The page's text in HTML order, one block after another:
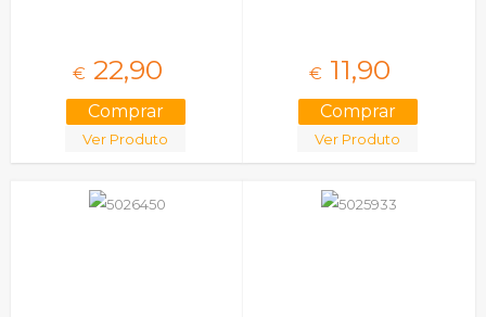
€ 22,90
Ver Produto
€ 11,90
Ver Produto